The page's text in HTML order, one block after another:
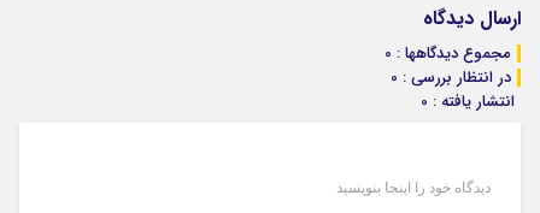
ارسال دیدگاه
مجموع دیدگاهها : 0
در انتظار بررسی : 0
انتشار یافته : 0
دیدگاه خود را اینجا بنویسید